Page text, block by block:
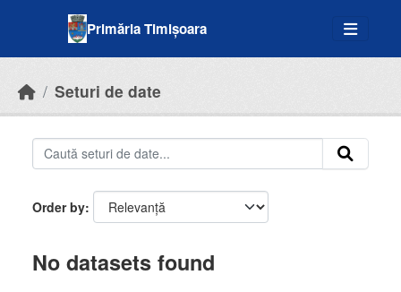
Primăria Timișoara
Seturi de date
Order by
No datasets found